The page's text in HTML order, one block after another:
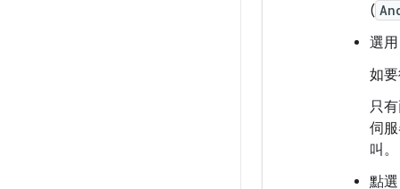
(
選
如
只
伺
叫。
點